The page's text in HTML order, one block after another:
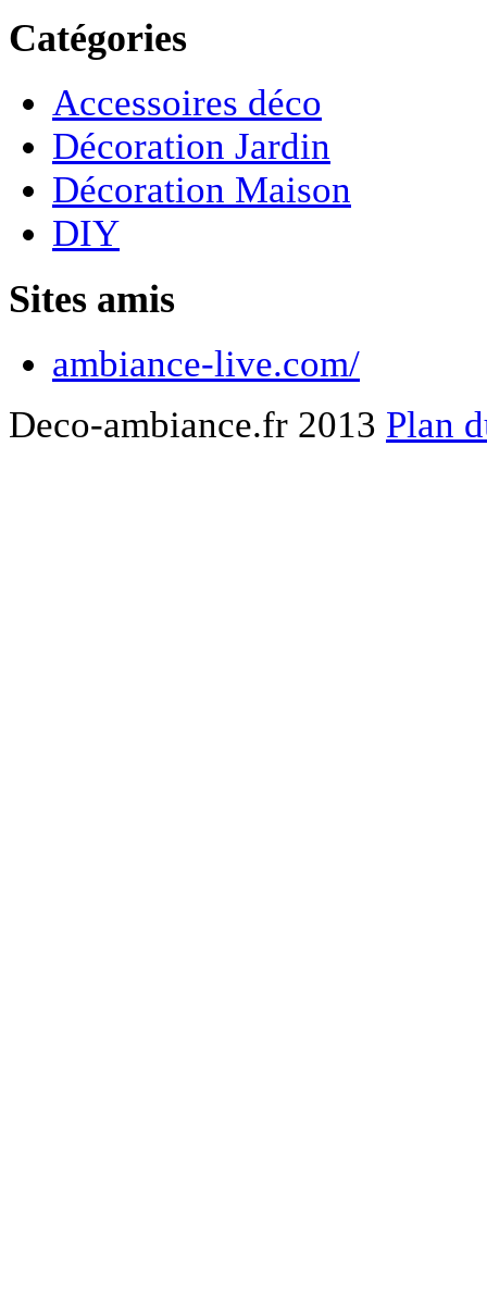
Catégories
Accessoires déco
Décoration Jardin
Décoration Maison
DIY
Sites amis
ambiance-live.com/
Deco-ambiance.fr 2013 Plan